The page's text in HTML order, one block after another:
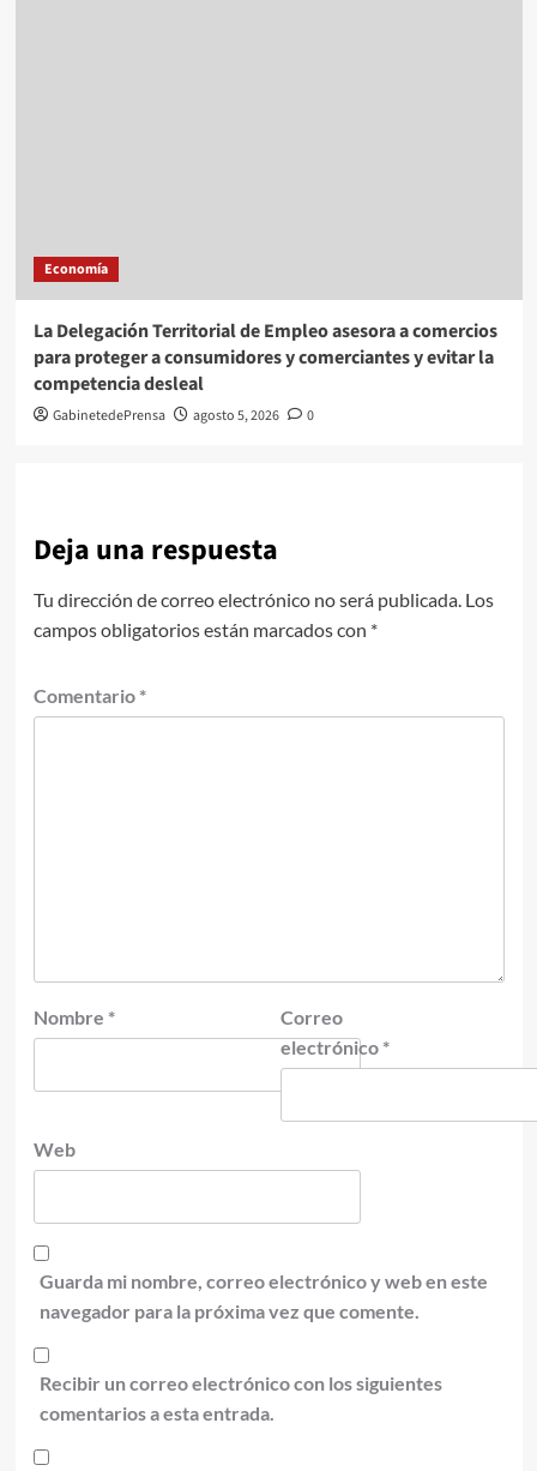
Economía
La Delegación Territorial de Empleo asesora a comercios
para proteger a consumidores y comerciantes y evitar la
competencia desleal
GabinetedePrensa agosto 5, 2026 0
Deja una respuesta
Tu dirección de correo electrónico no será publicada. Los
campos obligatorios están marcados con *
Comentario *
Nombre *
Correo
electrónico *
Web
Guarda mi nombre, correo electrónico y web en este
navegador para la próxima vez que comente.
Recibir un correo electrónico con los siguientes
comentarios a esta entrada.